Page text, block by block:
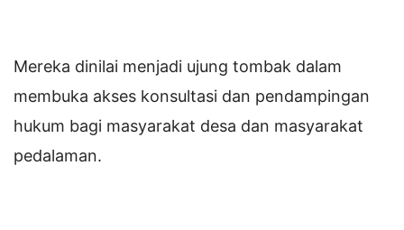
Mereka dinilai menjadi ujung tombak dalam
membuka akses konsultasi dan pendampingan
hukum bagi masyarakat desa dan masyarakat
pedalaman.